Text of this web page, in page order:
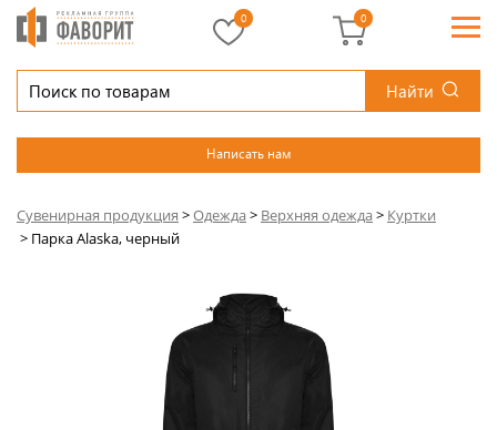
Найти
Написать нам
0 0
Сувенирная продукция >Одежда> Верхняя одежда> Куртки
> Парка Alaska, черный